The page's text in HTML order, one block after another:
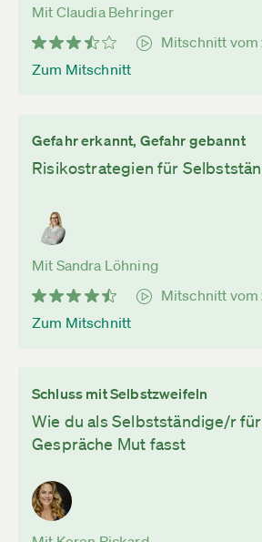
Mit Claudia Behringer
Mitschnitt
Zum Mitschnitt
Gefahr erkannt, Gefahr gebannt
Risikostrategien für
Mit Sandra Löhning
Mitschnitt vom
Zum Mitschnitt
Schluss mit Selbstzweifeln
Wie du als Selbstständige/r
Gespräche Mut fasst